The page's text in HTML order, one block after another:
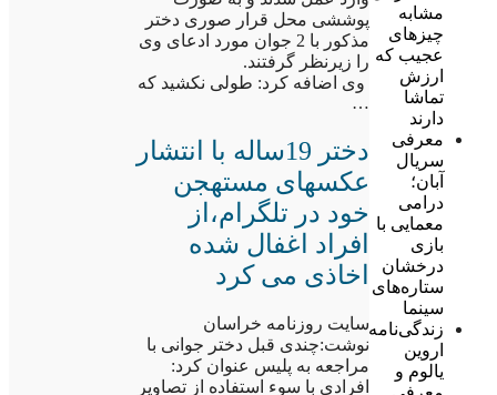
مشابه
چیزهای
عجیب که
ارزش
تماشا
دارند
معرفی
سریال
آبان؛
درامی
معمایی با
بازی
درخشان
ستاره‌های
سینما
زندگی‌نامه
اروین
یالوم و
پوششی محل قرار صوری دختر
مذکور با 2 جوان مورد ادعای وی
را زیرنظر گرفتند.
وی اضافه کرد: طولی نکشید که
…
دختر 19ساله با انتشار
عکسهای مستهجن
خود در تلگرام،از
افراد اغفال شده
اخاذی می کرد
سایت روزنامه خراسان
نوشت:چندی قبل دختر جوانی با
مراجعه به پلیس عنوان کرد:
افرادی با سوء استفاده از تصاویر